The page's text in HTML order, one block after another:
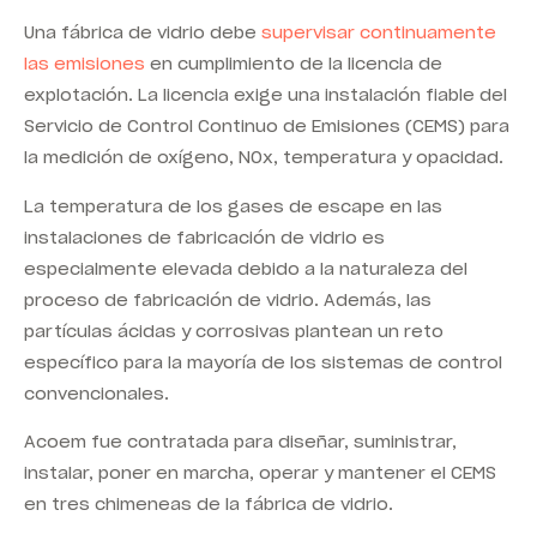
Una fábrica de vidrio debe supervisar continuamente
las emisiones en cumplimiento de la licencia de
explotación. La licencia exige una instalación fiable del
Servicio de Control Continuo de Emisiones (CEMS) para
la medición de oxígeno, NOx, temperatura y opacidad.
La temperatura de los gases de escape en las
instalaciones de fabricación de vidrio es
especialmente elevada debido a la naturaleza del
proceso de fabricación de vidrio. Además, las
partículas ácidas y corrosivas plantean un reto
específico para la mayoría de los sistemas de control
convencionales.
Acoem fue contratada para diseñar, suministrar,
instalar, poner en marcha, operar y mantener el CEMS
en tres chimeneas de la fábrica de vidrio.